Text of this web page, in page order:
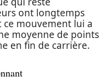
ont longtemps
mouvement lui a
moyenne de points
en fin de carrière.